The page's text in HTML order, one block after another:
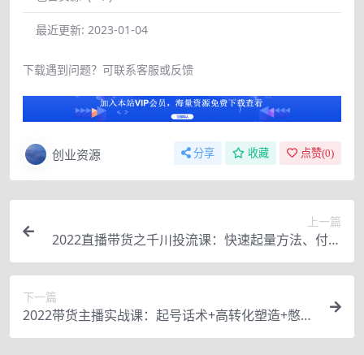
最近更新: 2023-01-04
下载遇到问题？可联系客服或反馈
创业资源 分享 收藏 点赞(0)
上一篇
2022直播带货之千川投流课：快速起量方法、付费
撬动自然流 90分钟学会
下一篇
2022带货主播实战课：起号话术+高转化塑造+憋单
停留 互动 全面讲解